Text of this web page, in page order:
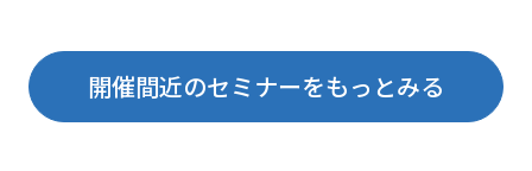
開催間近のセミナーをもっとみる